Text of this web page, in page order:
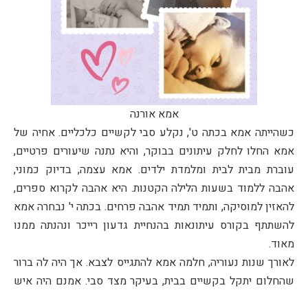
אמא אורנה
כשהייתה אמא בכתה ט', נקלע סבי לקשיים כלכליים. אחיה של
אמא החלו לחלק עיתונים בבוקר, והיא נתנה שיעורים פרטיים,
עוברת מבית לבית ומלמדת ילדים. אמא עצמה, בדיוק כמוני,
אהבה ללמוד בשעות הלילה הקטנות. היא אהבה לקרוא ספרים,
להאזין למוסיקה, ותמיד תמיד אהבה פרחים. בכתה י' נבחרה אמא
להשתתף בקורס עיתונאות בהנחיית גדעון רייכר ונהנתה ממנו
מאוד.
לאורך שנות נעוריה, חלמה אמא להתגייס לצבא. אך היה לה ברור
שהחלום יתקל בקשיים בבית, בעיקר מצד סבי. אמנם היה איש